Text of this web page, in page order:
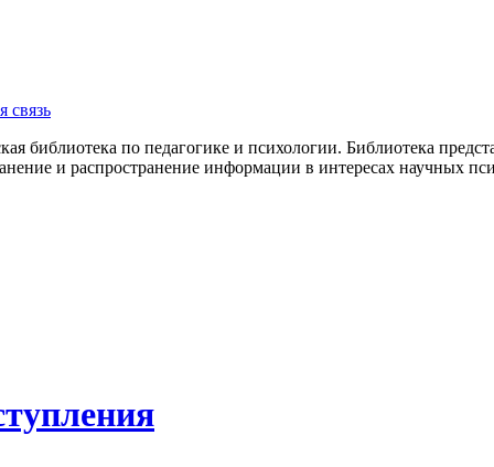
связь
библиотека по педагогике и психологии. Библиотека
и распространение информации в интересах научных